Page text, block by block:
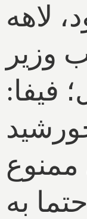
لاهه
وزیر
فیفا:
ممنوع
به